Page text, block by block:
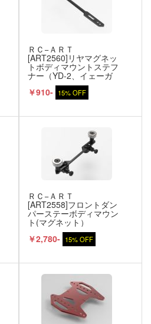
ＲＣ−ＡＲＴ
[ART2560]リヤマグネッ
トボディマウントステフ
ナー（YD-2、イェーガ
￥910- 15% OFF
ＲＣ−ＡＲＴ
[ART2558]フロントダン
パーステーボディマウン
ト(マグネット）
￥2,780- 15% OFF